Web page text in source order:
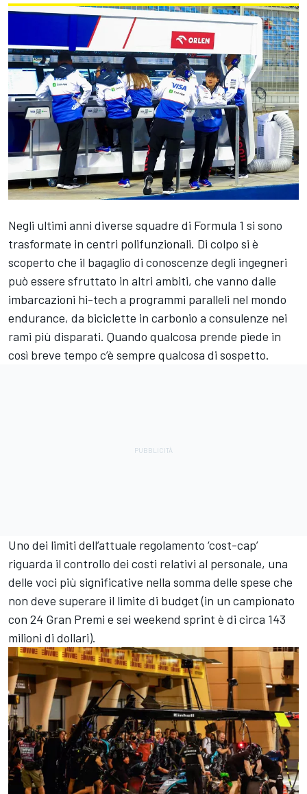
Negli ultimi anni diverse squadre di Formula 1 si sono
trasformate in centri polifunzionali. Di colpo si è
scoperto che il bagaglio di conoscenze degli ingegneri
può essere sfruttato in altri ambiti, che vanno dalle
imbarcazioni hi-tech a programmi paralleli nel mondo
endurance, da biciclette in carbonio a consulenze nei
rami più disparati. Quando qualcosa prende piede in
così breve tempo c’è sempre qualcosa di sospetto.
Uno dei limiti dell’attuale regolamento ‘cost-cap’
riguarda il controllo dei costi relativi al personale, una
delle voci più significative nella somma delle spese che
non deve superare il limite di budget (in un campionato
con 24 Gran Premi e sei weekend sprint è di circa 143
milioni di dollari).